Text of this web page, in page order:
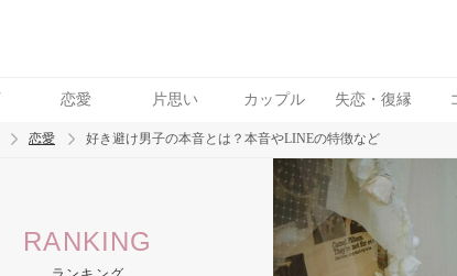
恋愛 片思い カップル 失恋・復縁
ド ワード
恋愛 好き避け男子の本音とは？本音やLINEの特徴など
RANKING